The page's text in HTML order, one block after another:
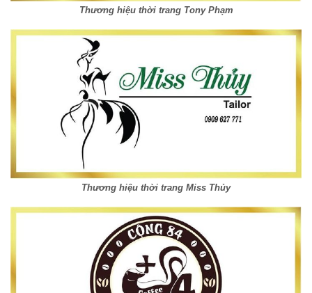
Thương hiệu thời trang Tony Phạm
Thương hiệu thời trang Miss Thủy